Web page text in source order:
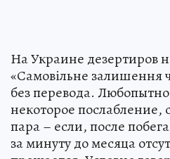
На Украине дезертиров
«Самовільне залишення
без перевода.
некоторое послабление,
пара – если, после
за минуту до месяца